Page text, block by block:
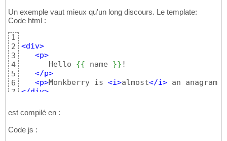
Un exemple vaut mieux qu'un long discours. Le template:
Code html :
1
2
3
4
5
6
7
<div>
<p>
      Hello
{{ name }} !
</p>
<p>Monkberry is <i>almost</i> an anagram
</div>
est compilé en :
Code js :